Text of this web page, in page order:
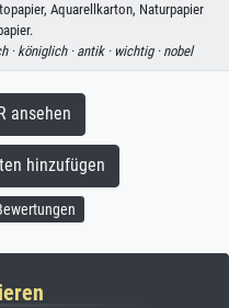
Aquarellkarton, Naturpapier
·königlich · antik · wichtig · nobel
ansehen
hinzufügen